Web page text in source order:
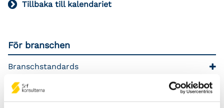
Tillbaka till kalendariet
För branschen
Branschstandards
Branschstöd